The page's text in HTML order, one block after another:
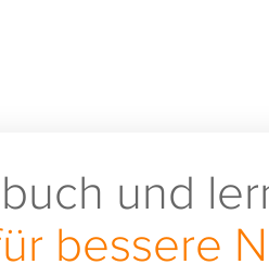
und
bessere